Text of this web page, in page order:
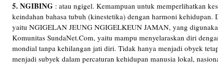
5. NGIBING : atau ngigel. Kemampuan untuk memperlihatkan
keindahan bahasa tubuh (kinestetika) dengan harmoni kehidupan.
yaitu NGIGELAN JEUNG NGIGELKEUN JAMAN, yang
Komunitas SundaNet.Com, yaitu mampu menyelaraskan diri
mondial tanpa kehilangan jati diri. Tidak hanya menjadi obyek
menjadi subyek dalam percaturan kehidupan manusia lokal,